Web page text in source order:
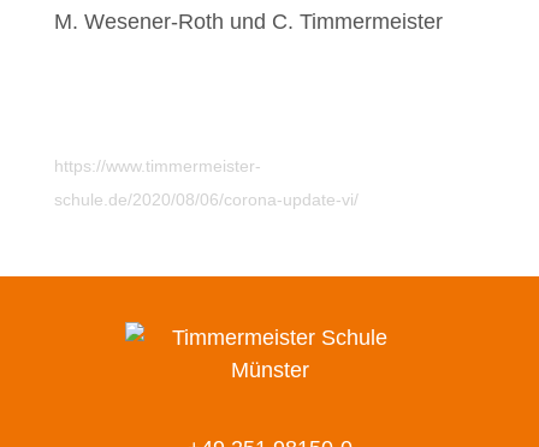
M. Wesener-Roth und C. Timmermeister
https://www.timmermeister-
schule.de/2020/08/06/corona-update-vi/